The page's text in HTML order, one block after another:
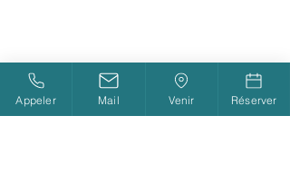
Appeler Mail Venir Réserver